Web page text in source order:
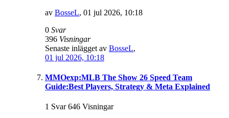
av BosseL, 01 jul 2026, 10:18
0 Svar
396 Visningar
Senaste inlägget av BosseL,
01 jul 2026, 10:18
MMOexp:MLB The Show 26 Speed Team
Guide:Best Players, Strategy & Meta Explained
1 Svar 646 Visningar